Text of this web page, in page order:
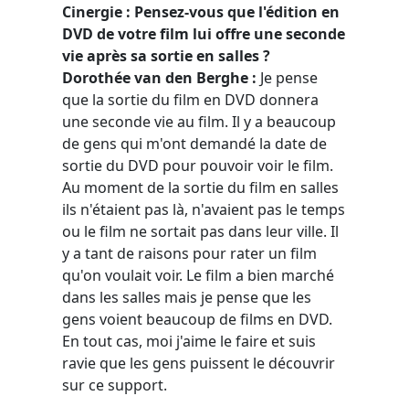
Cinergie : Pensez-vous que l'édition en
DVD de votre film lui offre une seconde
vie après sa sortie en salles ?
Dorothée van den Berghe : Je pense
que la sortie du film en DVD donnera
une seconde vie au film. Il y a beaucoup
de gens qui m'ont demandé la date de
sortie du DVD pour pouvoir voir le film.
Au moment de la sortie du film en salles
ils n'étaient pas là, n'avaient pas le temps
ou le film ne sortait pas dans leur ville. Il
y a tant de raisons pour rater un film
qu'on voulait voir. Le film a bien marché
dans les salles mais je pense que les
gens voient beaucoup de films en DVD.
En tout cas, moi j'aime le faire et suis
ravie que les gens puissent le découvrir
sur ce support.